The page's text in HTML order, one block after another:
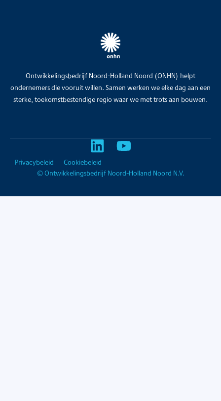
Ontwikkelingsbedrijf Noord-Holland Noord (ONHN) helpt
ondernemers die vooruit willen. Samen werken we elke dag aan een
sterke, toekomstbestendige regio waar we met trots aan bouwen.
© Ontwikkelingsbedrijf Noord-Holland Noord N.V.
Privacybeleid Cookiebeleid